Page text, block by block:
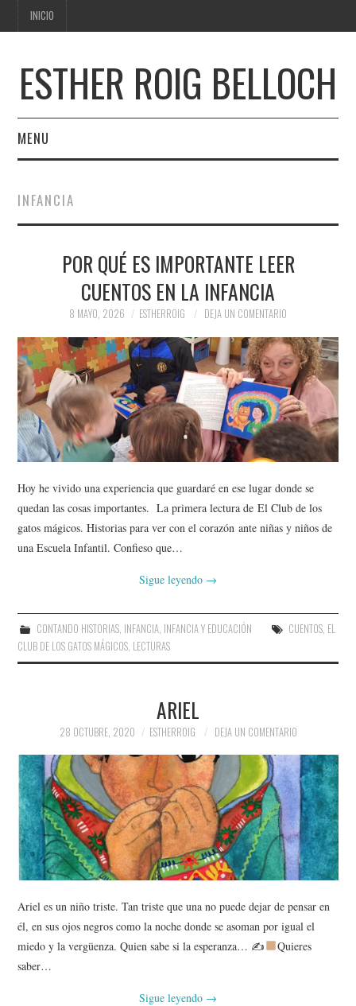
INICIO
ESTHER ROIG BELLOCH
MENU
INFANCIA
POR QUÉ ES IMPORTANTE LEER
CUENTOS EN LA INFANCIA
8 MAYO, 2026 ESTHERROIG DEJA UN COMENTARIO
Hoy he vivido una experiencia que guardaré en ese lugar donde se
quedan las cosas importantes. La primera lectura de El Club de los
gatos mágicos. Historias para ver con el corazón ante niñas y niños de
una Escuela Infantil. Confieso que…
Sigue leyendo →
CONTANDO HISTORIAS, INFANCIA, INFANCIA Y EDUCACIÓN CUENTOS, EL
CLUB DE LOS GATOS MÁGICOS, LECTURAS
ARIEL
28 OCTUBRE, 2020 ESTHERROIG DEJA UN COMENTARIO
Ariel es un niño triste. Tan triste que una no puede dejar de pensar en
él, en sus ojos negros como la noche donde se asoman por igual el
miedo y la vergüenza. Quien sabe si la esperanza… ✍
Quieres
saber…
Sigue leyendo →